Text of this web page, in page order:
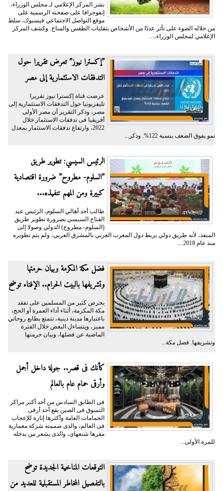
نشر المركز الإعلامي لـ مجلس الوزراء،
إنفوجرافا على صفحته الرسمية على
موقع التواصل الاجتماعي فيسبوك، سلط
من خلاله الضوء على تأثر عددًا من الأشخاص بتقلبات الطقس والمناخ. وكشف المركز
الإعلامي لمجلس الوزراء،...
”إكسترا نيوز” تعرض تقريرا حول
التدفقات الاستثمارية إلى مصر
عرضت قناة إكسترا نيوز تقريرا
تليفزيونيا حول التدفقات الاستثمارية إلى
مصر، وذكر التقرير أن مصر الأولى
أفريقيا فى تدفقات الاستثمار خلال
2022، وارتفاع تدفقات الاستثمار بمعدل
نمو يفوق الضعف بنسبة 122%. وذكر...
الرئيس السيسي: تطوير طريق
”السلوم- مطروح” ضرورة اقتصادية
كبيرة ومن المهم تنفيذه...
طالب أحد أهالي السلوم، الرئيس عبد
الفتاح السيسي بضرورة تطوير طريق
(السلوم- مطروح) الدولي وصولا إلى
المنفذ، لأنه طريق دولي يربط دول المغرب العربي بالمشرق العربي، ولم يتم تطويره
منذ عام 2018....
فضل مكة المكرمة وبيان حرمتها
وتشريفها بالبيت الحرام.. الإفتاء توضح
يحرص كثير من المسلمين على تفقد
مكة المكرمة، أثناء أداء العمرة أو الحج،
باعتبارها مدينة دينية، تتمتع بطابع روحاني
مميز، ويتساءل البعض خلال الفترة
الماضية عن فضلها، وبيان حرمتها
وتشريفها. فضل مكة...
كأنك فى قصر.. جولة داخل أجمل
وأرقى حمام عام بالعالم
فى الطابق السادس من أحد أكبر مراكز
التسوق فى الصين يقع أحد أرقى
الحمامات العامة وأكثرها إثارة للإعجاب
فى العالم، والذى صممته شركة معمارية
مقرها شنغهاى، والذى يشعر من يدخله
للمرة الأولى...
التوقعات المناخية الجديدة توضح
بالتفصيل المخاطر المستقبلية للعديد من